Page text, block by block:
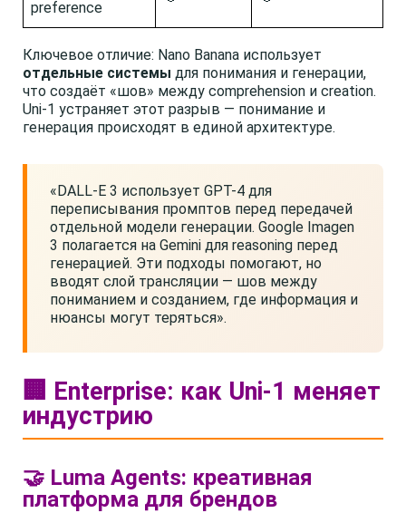
preference
Ключевое отличие: Nano Banana использует
отдельные системы для понимания и генерации,
что создаёт «шов» между comprehension и creation.
Uni-1 устраняет этот разрыв — понимание и
генерация происходят в единой архитектуре.
«DALL-E 3 использует GPT-4 для
переписывания промптов перед передачей
отдельной модели генерации. Google Imagen
3 полагается на Gemini для reasoning перед
генерацией. Эти подходы помогают, но
вводят слой трансляции — шов между
пониманием и созданием, где информация и
нюансы могут теряться».
🏢 Enterprise: как Uni-1 меняет
индустрию
🤝 Luma Agents: креативная
платформа для брендов